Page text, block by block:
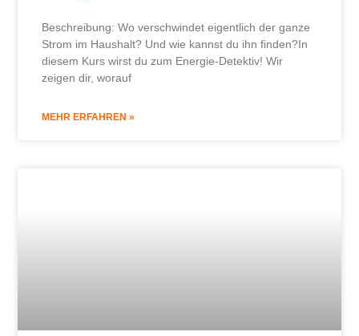
Beschreibung: Wo verschwindet eigentlich der ganze
Strom im Haushalt? Und wie kannst du ihn finden?In
diesem Kurs wirst du zum Energie-Detektiv! Wir
zeigen dir, worauf
MEHR ERFAHREN »